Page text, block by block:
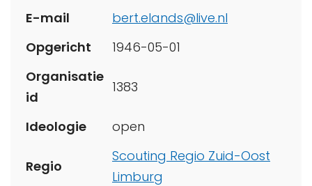
E-mail
bert.elands@live.nl
Opgericht
1946-05-01
Organisatie
id
1383
Ideologie open
Regio
Scouting Regio Zuid-Oost
Limburg